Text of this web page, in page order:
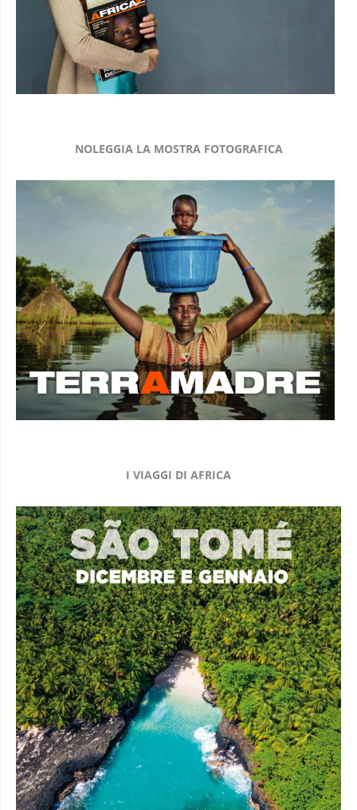
NOLEGGIA LA MOSTRA FOTOGRAFICA
I VIAGGI DI AFRICA